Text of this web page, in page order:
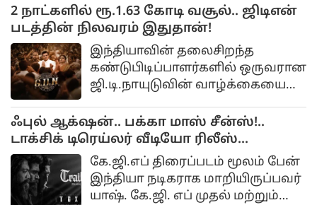
இத்திரைப்படத்தில் கியாரா
அத்வானி, நயன்தாரா, ருக்மணி
வசந்த் உள்ளிட்ட பல
நட்சத்திரங்கள் இணைந்து
நடித்துள்ளனர். வரும் 26-ம் தேதி
படம் திரையரங்குகளில்
வெளியாகவுள்ள நிலையில்,
இதற்கான ட்ரெய்லர் வெளியீட்டு
விழா பெங்களூருவில் நேற்று
கோலாகலமாக நடைபெற்றது.
2 நாட்களில் ரூ.1.63 கோடி வசூல்.. ஜிடிஎன்
படத்தின் நிலவரம் இதுதான்!
இந்தியாவின் தலைசிறந்த
கண்டுபிடிப்பாளர்களில் ஒருவரான
ஜி.டி.நாயுடுவின் வாழ்க்கையை
திரைப்படம் ஜிடிஎன் (G.
ஃபுல் ஆக்‌ஷன்.. பக்கா மாஸ் சீன்ஸ்!..
டாக்சிக் டிரெய்லர் வீடியோ ரிலீஸ்...
கே.ஜி.எப் திரைப்படம் மூலம் பேன்
இந்தியா நடிகராக மாறியிருப்பவர்
யாஷ். கே.ஜி. எப் முதல் மற்றும்